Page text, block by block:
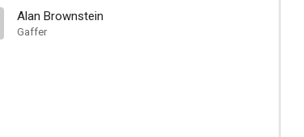
Alan Brownstein
Gaffer